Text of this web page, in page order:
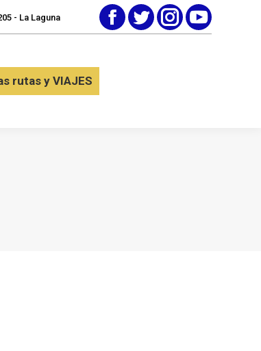
- La Laguna
FacebookTwitterInstagramYouTube
rutas y VIAJES